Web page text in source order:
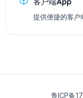
提供便捷的客户
鲁ICP备